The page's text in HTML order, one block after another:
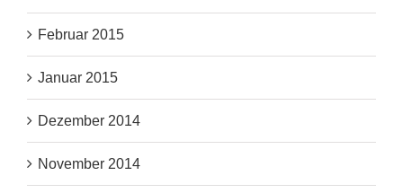
Februar 2015
Januar 2015
Dezember 2014
November 2014